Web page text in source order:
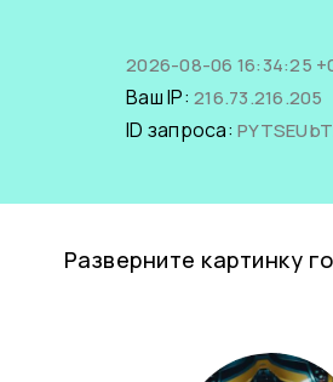
2026-08-06 16:34:25
Ваш IP: 216.73.216.205
ID запроса:
Разверните картинку